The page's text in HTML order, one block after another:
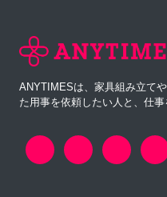
ANYTIMESは、家具組み立て
た用事を依頼したい人と、仕